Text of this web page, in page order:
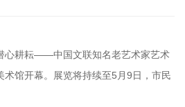
心耕耘——中国文联知名老艺术家艺术
术馆开幕。展览将持续至5月9日，市民